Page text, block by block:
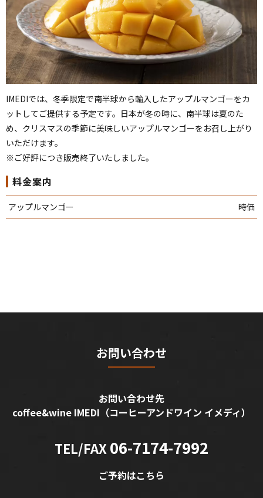
IMEDIでは、冬季限定で南半球から輸入したアップルマンゴーをカ
ットしてご提供する予定です。日本が冬の時に、南半球は夏のた
め、クリスマスの季節に美味しいアップルマンゴーをお召し上がり
いただけます。
※ご好評につき販売終了いたしました。
料金案内
アップルマンゴー 時価
お問い合わせ
お問い合わせ先
coffee&wine IMEDI （コーヒーアンドワイン イメディ）
TEL/FAX06-7174-7992
ご予約はこちら